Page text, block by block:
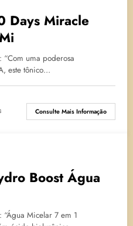
Days Miracle
“Com uma poderosa
este tônico…
Consulte Mais Informação
Boost Água
“Água Micelar 7 em 1